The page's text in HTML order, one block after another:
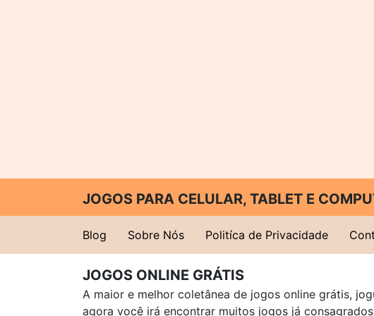
JOGOS PARA CELULAR, TABLET E
Blog Sobre Nós Politíca de Privacidade
JOGOS ONLINE GRÁTIS
A maior e melhor coletânea de jogos online grátis,
agora você irá encontrar muitos jogos já